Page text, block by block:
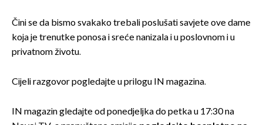
Čini se da bismo svakako trebali poslušati savjete ove dame
koja je trenutke ponosa i sreće nanizala i u poslovnom i u
privatnom životu.
Cijeli razgovor pogledajte u prilogu IN magazina.
IN magazin gledajte od ponedjeljka do petka u 17:30 na